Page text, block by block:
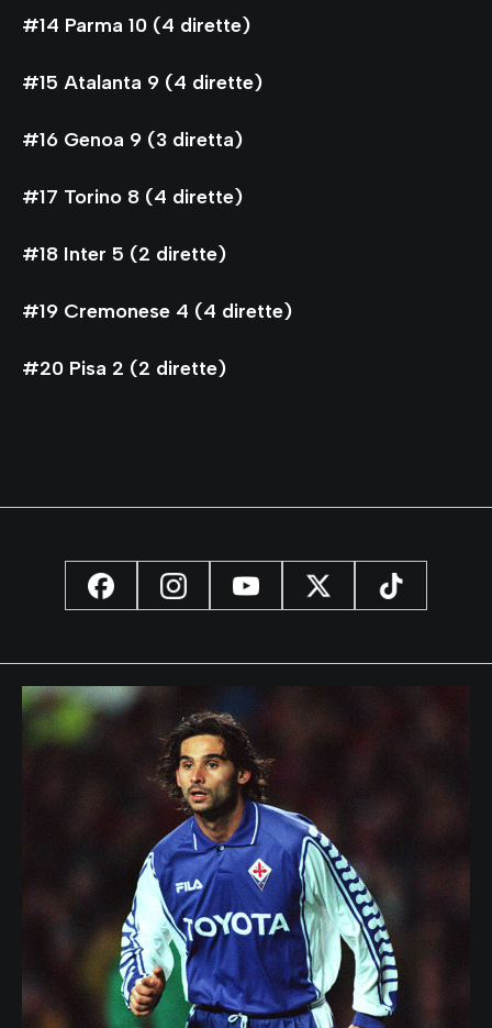
#14 Parma 10 (4 dirette)
#15 Atalanta 9 (4 dirette)
#16 Genoa 9 (3 diretta)
#17 Torino 8 (4 dirette)
#18 Inter 5 (2 dirette)
#19 Cremonese 4 (4 dirette)
#20 Pisa 2 (2 dirette)